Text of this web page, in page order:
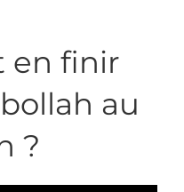
en finir
au
?